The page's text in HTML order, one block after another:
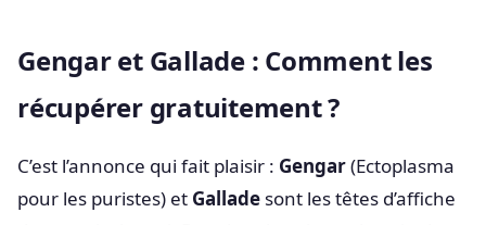
Gengar et Gallade : Comment les
récupérer gratuitement ?
C’est l’annonce qui fait plaisir : Gengar(Ectoplasma
pour les puristes) et Gallade sont les têtes d’affiche